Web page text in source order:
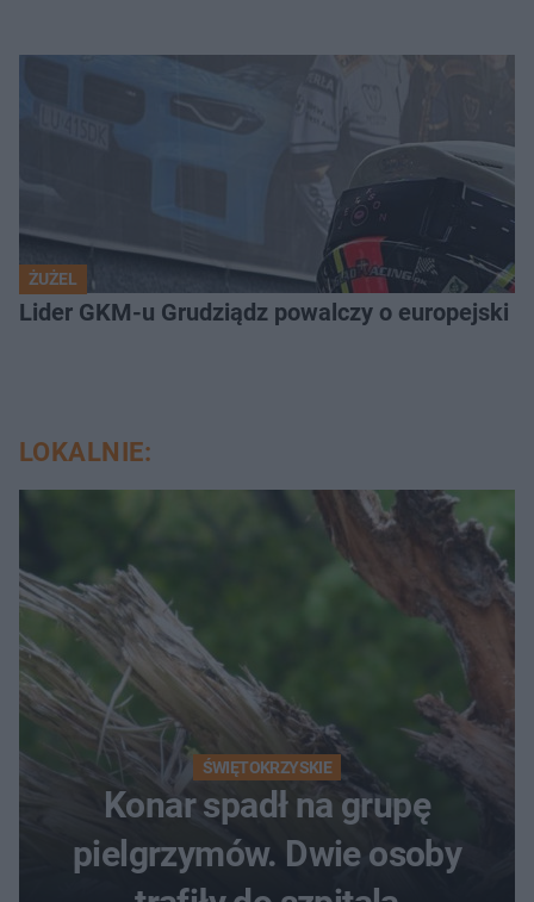
ŻUŻEL
Lider GKM-u Grudziądz powalczy o europejski
LOKALNIE:
ŚWIĘTOKRZYSKIE
Konar spadł na grupę
pielgrzymów. Dwie osoby